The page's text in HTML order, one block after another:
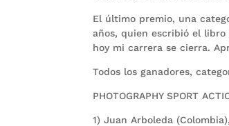
El último premio, una
años, quien escribió el libro
hoy mi carrera se cierra.
Todos los ganadores,
PHOTOGRAPHY SPORT
1) Juan Arboleda